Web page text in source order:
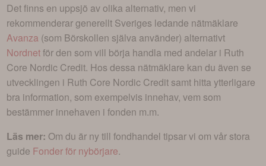
Det finns en uppsjö av olika alternativ, men vi
rekommenderar generellt Sveriges ledande nätmäklare
Avanza (som Börskollen själva använder) alternativt
Nordnetför den som vill börja handla med andelar i Ruth
Core Nordic Credit. Hos dessa nätmäklare kan du även se
utvecklingen i Ruth Core Nordic Credit samt hitta ytterligare
bra information, som exempelvis innehav, vem som
bestämmer innehaven i fonden m.m.
Läs mer: Om du är ny till fondhandel tipsar vi om vår stora
guide Fonder för nybörjare.